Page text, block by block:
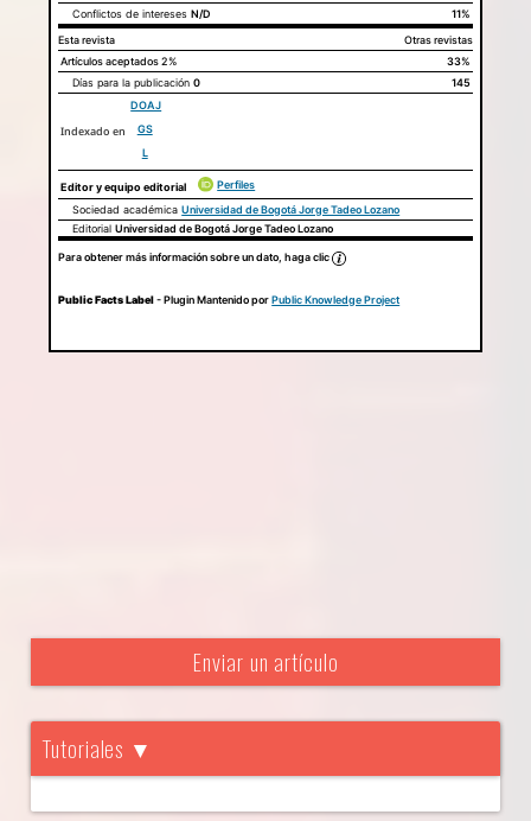
Conflictos de interesesN/D
11%
Esta revista
Otras revistas
Artículos aceptados2%
33%
Días para la publicación0 145
Indexado en
DOAJ
GS
L
Editor y equipo editorial
Perfiles
Sociedad académicaUniversidad de Bogotá Jorge Tadeo Lozano
EditorialUniversidad de Bogotá Jorge Tadeo Lozano
Para obtener más información sobre un dato, haga clic
Public Facts Label- Plugin Mantenido porPublic Knowledge Project
Enviar un artículo
Tutoriales ▼